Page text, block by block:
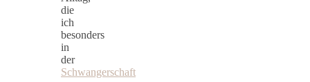
die
ich
besonders
in
der
Schwangerschaft